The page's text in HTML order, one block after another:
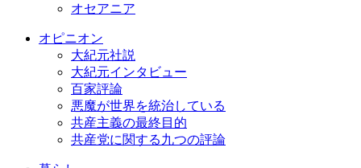
オセアニア
オピニオン
大紀元社説
大紀元インタビュー
百家評論
悪魔が世界を統治している
共産主義の最終目的
共産党に関する九つの評論